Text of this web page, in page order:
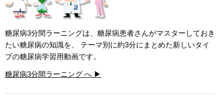
糖尿病3分間ラーニングは、糖尿病患者さんがマスターしておき
たい糖尿病の知識を、 テーマ別に約3分にまとめた新しいタイ
プの糖尿病学習用動画です。
糖尿病3分間ラーニング へ ▶